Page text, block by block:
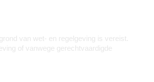
van wet- en regelgeving is vereist.
of vanwege gerechtvaardigde